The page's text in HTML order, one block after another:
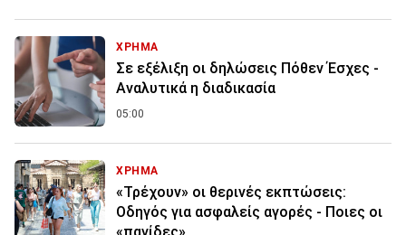
ΧΡΗΜΑ
Σε εξέλιξη οι δηλώσεις Πόθεν Έσχες -
Αναλυτικά η διαδικασία
05:00
ΧΡΗΜΑ
«Τρέχουν» οι θερινές εκπτώσεις:
Οδηγός για ασφαλείς αγορές - Ποιες οι
«παγίδες»